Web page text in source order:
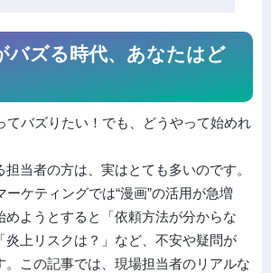
バズる時代、あなたはど
てバズりたい！でも、どうやって始めれ
当者の方は、実はとても多いのです。
ケティングでは“漫画”の活用が急増
めようとすると「依頼方法が分からな
炎上リスクは？」など、不安や疑問が
。この記事では、現場担当者のリアルな